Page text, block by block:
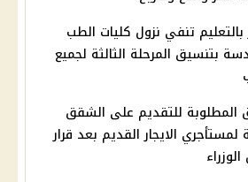
تنفي نزول كليات الطب
بتنسيق المرحلة الثالثة لجميع
المطلوبة للتقديم على الشقق
لمستأجري الايجار القديم بعد قرار